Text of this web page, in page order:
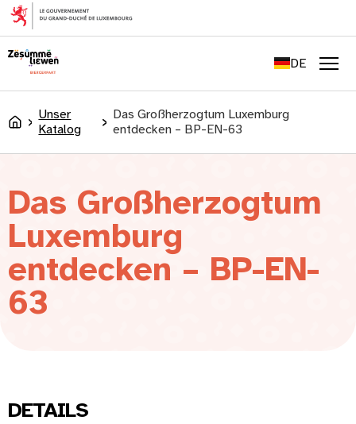
springen
DE
LU
Accueil
Unser
Katalog
Das Großherzogtum Luxemburg
entdecken – BP-EN-63
Das Großherzogtum
Luxemburg
entdecken – BP-EN-
63
DETAILS